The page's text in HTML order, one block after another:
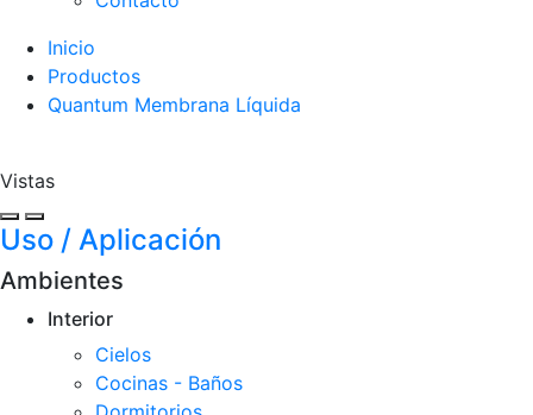
Inicio
Productos
Quantum Membrana Líquida
Vistas
Uso / Aplicación
Ambientes
Interior
Cielos
Cocinas - Baños